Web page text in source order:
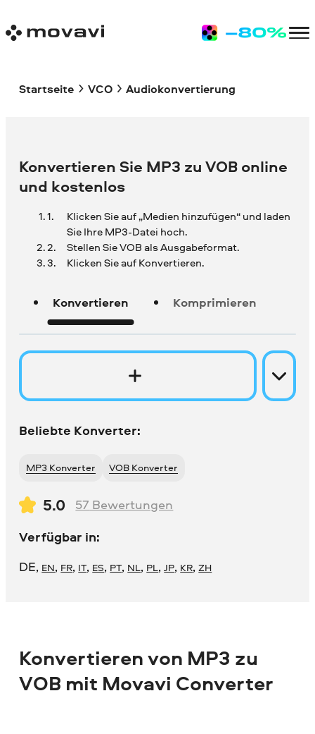
Startseite VCO Audiokonvertierung
Konvertieren Sie MP3 zu VOB online
und kostenlos
Klicken Sie auf „Medien hinzufügen“ und laden
Sie IhreMP3-Datei hoch.
Stellen Sie VOB als Ausgabeformat.
Klicken Sie auf Konvertieren.
Konvertieren Komprimieren
Beliebte Konverter:
MP3 Konverter VOB Konverter
5.0 57 Bewertungen
Verfügbar in:
DE, EN, FR, IT, ES, PT, NL, PL,JP, KR,ZH
Konvertieren von MP3 zu
VOB mit Movavi Converter